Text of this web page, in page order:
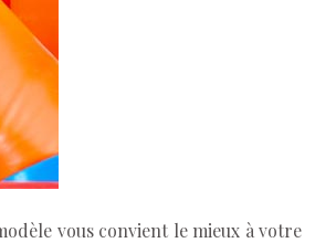
vous convient le mieux à votre